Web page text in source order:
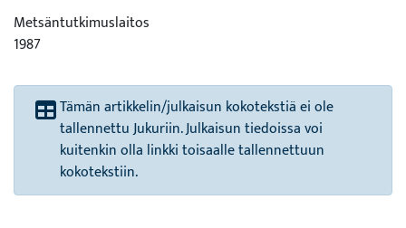
Metsäntutkimuslaitos
1987
Tämän artikkelin/julkaisun kokotekstiä ei ole
tallennettu Jukuriin. Julkaisun tiedoissa voi
kuitenkin olla linkki toisaalle tallennettuun
kokotekstiin.